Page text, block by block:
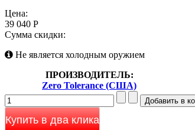
Цена:
39 040 Р
Сумма скидки:
Не является холодным оружием
ПРОИЗВОДИТЕЛЬ:
Zero Tolerance (США)
Купить в два клика